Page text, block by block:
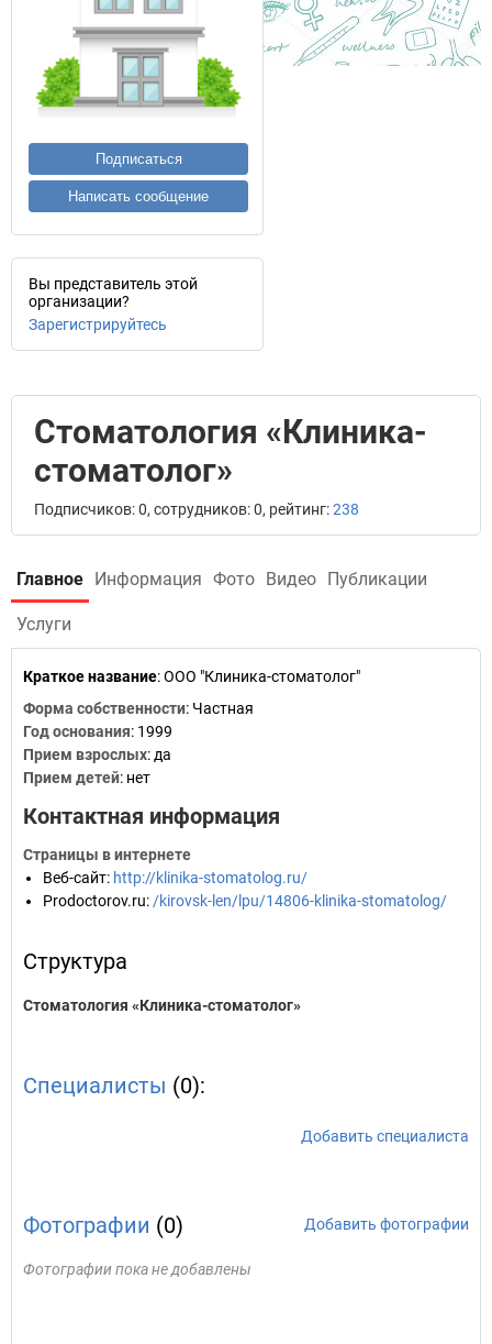
Подписаться
Написать сообщение
Вы представитель этой
организации?
Зарегистрируйтесь
Стоматология «Клиника-
стоматолог»
Подписчиков: 0, сотрудников: 0, рейтинг:238
Главное Информация Фото Видео Публикации
Услуги
Краткое название:ООО "Клиника-стоматолог"
Форма собственности: Частная
Год основания: 1999
Прием взрослых: да
Прием детей: нет
Контактная информация
Страницы в интернете
Веб-сайт: http://klinika-stomatolog.ru/
Prodoctorov.ru: /kirovsk-len/lpu/14806-klinika-stomatolog/
Структура
Стоматология «Клиника-стоматолог»
Специалисты (0):
Добавить специалиста
Фотографии (0) Добавить фотографии
Фотографии пока не добавлены